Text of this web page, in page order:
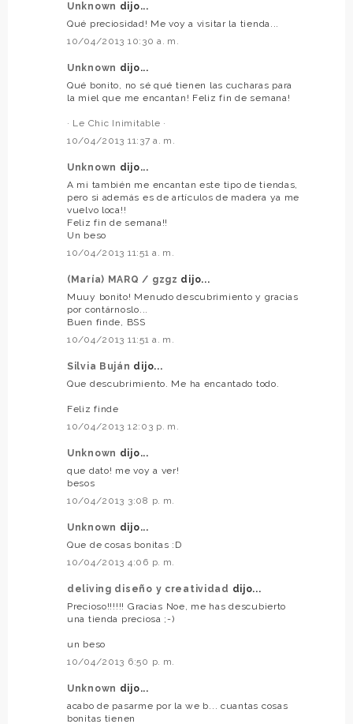
Unknown dijo...
Qué preciosidad! Me voy a visitar la tienda...
10/04/2013 10:30 a. m.
Unknown dijo...
Qué bonito, no sé qué tienen las cucharas para
la miel que me encantan! Feliz fin de semana!
· Le Chic Inimitable ·
10/04/2013 11:37 a. m.
Unknown dijo...
A mi también me encantan este tipo de tiendas,
pero si además es de artículos de madera ya me
vuelvo loca!!
Feliz fin de semana!!
Un beso
10/04/2013 11:51 a. m.
(María) MARQ / gzgz dijo...
Muuy bonito! Menudo descubrimiento y gracias
por contárnoslo...
Buen finde, BSS
10/04/2013 11:51 a. m.
Silvia Buján dijo...
Que descubrimiento. Me ha encantado todo.
Feliz finde
10/04/2013 12:03 p. m.
Unknown dijo...
que dato! me voy a ver!
besos
10/04/2013 3:08 p. m.
Unknown dijo...
Que de cosas bonitas :D
10/04/2013 4:06 p. m.
deliving diseño y creatividad dijo...
Precioso!!!!!! Gracias Noe, me has descubierto
una tienda preciosa ;-)
un beso
10/04/2013 6:50 p. m.
Unknown dijo...
acabo de pasarme por la we b... cuantas cosas
bonitas tienen